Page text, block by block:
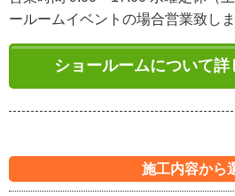
ールームイベントの場合営業致しま
ショールームについて詳
施工内容から